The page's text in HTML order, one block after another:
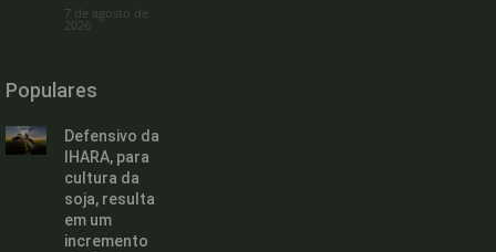
7 de agosto de
2026
Populares
Defensivo da
IHARA, para
cultura da
soja, resulta
em um
incremento